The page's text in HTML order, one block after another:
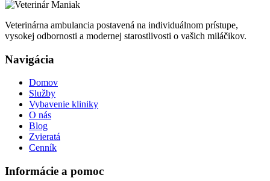
Veterinárna ambulancia postavená na individuálnom prístupe,
vysokej odbornosti a modernej starostlivosti o vašich miláčikov.
Navigácia
Domov
Služby
Vybavenie kliniky
O nás
Blog
Zvieratá
Cenník
Informácie a pomoc